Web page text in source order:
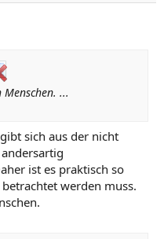
...
sich aus der nicht
ist es praktisch so
werden muss.